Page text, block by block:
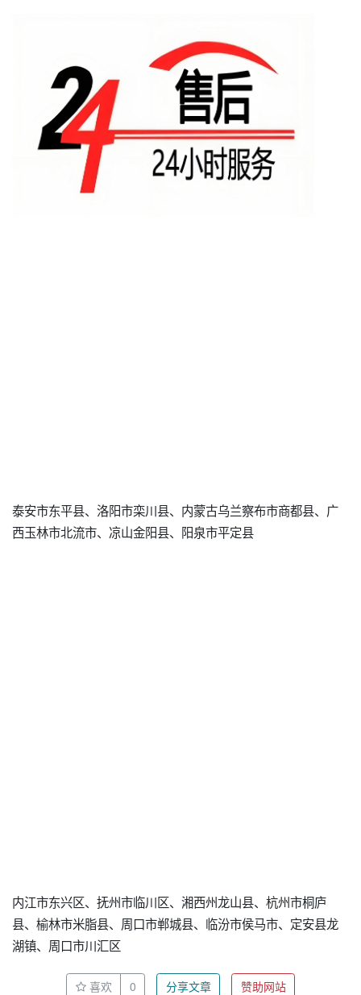
泰安市东平县、洛阳市栾川县、内蒙古乌兰察布市商都县、广
西玉林市北流市、凉山金阳县、阳泉市平定县
内江市东兴区、抚州市临川区、湘西州龙山县、杭州市桐庐
县、榆林市米脂县、周口市郸城县、临汾市侯马市、定安县龙
湖镇、周口市川汇区
喜欢 0 分享文章 赞助网站